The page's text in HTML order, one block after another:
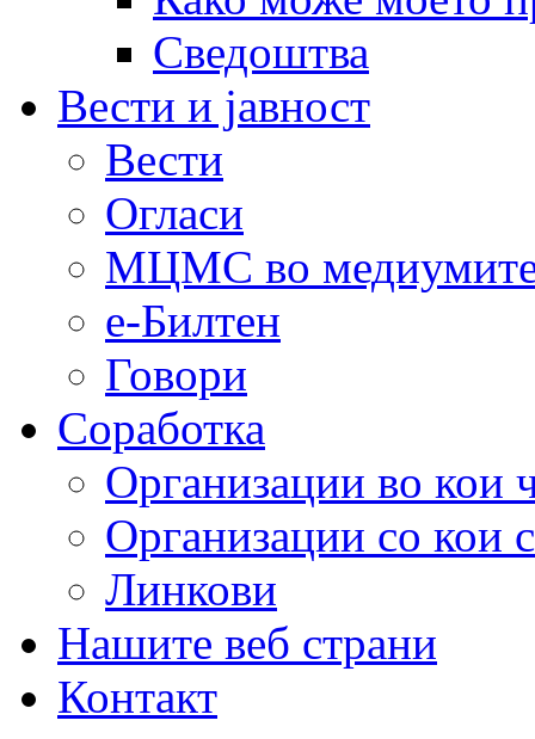
Сведоштва
Вести и јавност
Вести
Огласи
МЦМС во
е-Билтен
Говори
Соработка
Организации во кои
Организации со кои
Линкови
Нашите веб страни
Контакт